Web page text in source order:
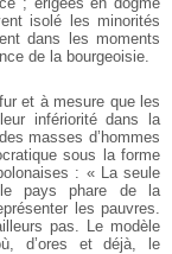
isolé les minorités
dans les moments
de la bourgeoisie.
et à mesure que les
infériorité dans la
masses d’hommes
sous la forme
: « La seule
le pays phare de la
les pauvres.
pas. Le modèle
d’ores et déjà, le